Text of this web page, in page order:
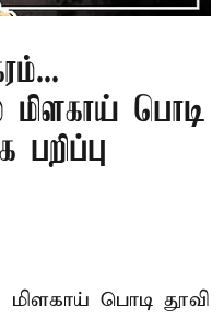
பொடி
பொடி தூவி